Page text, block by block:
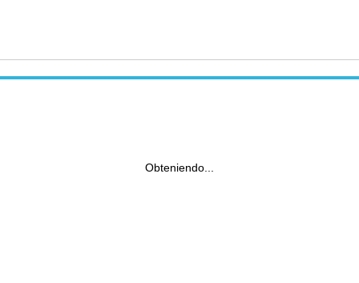
Obteniendo...